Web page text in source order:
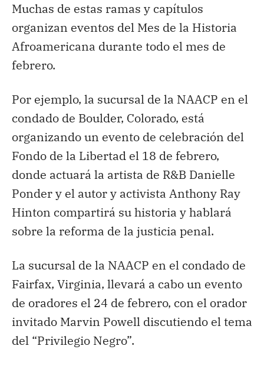
Muchas de estas ramas y capítulos
organizan eventos del Mes de la Historia
Afroamericana durante todo el mes de
febrero.
Por ejemplo, la sucursal de la NAACP en el
condado de Boulder, Colorado, está
organizando un evento de celebración del
Fondo de la Libertad el 18 de febrero,
donde actuará la artista de R&B Danielle
Ponder y el autor y activista Anthony Ray
Hinton compartirá su historia y hablará
sobre la reforma de la justicia penal.
La sucursal de la NAACP en el condado de
Fairfax, Virginia, llevará a cabo un evento
de oradores el 24 de febrero, con el orador
invitado Marvin Powell discutiendo el tema
del “Privilegio Negro”.